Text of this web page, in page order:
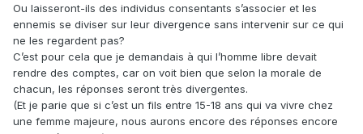
Ou laisseront-ils des individus consentants s’associer et les
ennemis se diviser sur leur divergence sans intervenir sur ce qui
ne les regardent pas?
C’est pour cela que je demandais à qui l’homme libre devait
rendre des comptes, car on voit bien que selon la morale de
chacun, les réponses seront très divergentes.
(Et je parie que si c’est un fils entre 15-18 ans qui va vivre chez
une femme majeure, nous aurons encore des réponses encore